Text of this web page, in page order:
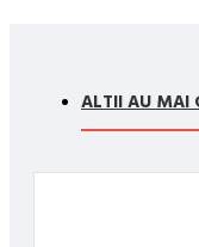
compania de curierat,
48 ore din momentul
comanda a fost facuta
ALTII AU MAI